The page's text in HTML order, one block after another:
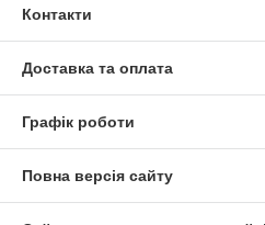
Контакти
Доставка та оплата
Графік роботи
Повна версія сайту